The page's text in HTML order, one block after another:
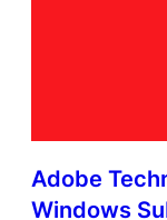
Adobe
Windows